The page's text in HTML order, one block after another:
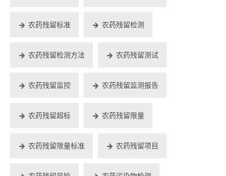
农药残留标准 农药残留检测
农药残留检测方法 农药残留测试
农药残留监控 农药残留监测报告
农药残留超标 农药残留限量
农药残留限量标准 农药残留项目